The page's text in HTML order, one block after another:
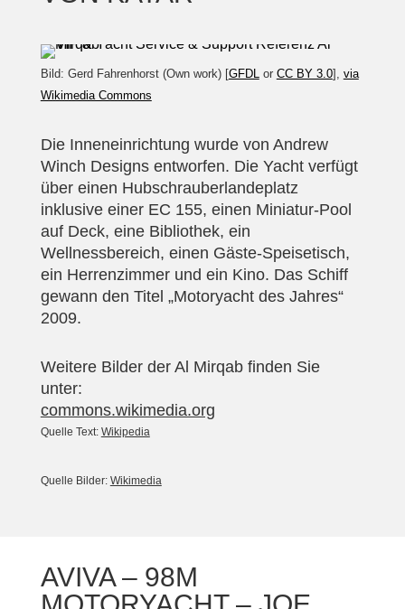
Bild: Gerd Fahrenhorst (Own work) [GFDLor CC BY 3.0], via
Wikimedia Commons
Die Inneneinrichtung wurde von Andrew
Winch Designs entworfen. Die Yacht verfügt
über einen Hubschrauberlandeplatz
inklusive einer EC 155, einen Miniatur-Pool
auf Deck, eine Bibliothek, ein
Wellnessbereich, einen Gäste-Speisetisch,
ein Herrenzimmer und ein Kino. Das Schiff
gewann den Titel „Motoryacht des Jahres“
2009.
Weitere Bilder der Al Mirqab finden Sie
unter:
commons.wikimedia.org
Quelle Text: Wikipedia
Quelle Bilder: Wikimedia
AVIVA – 98M